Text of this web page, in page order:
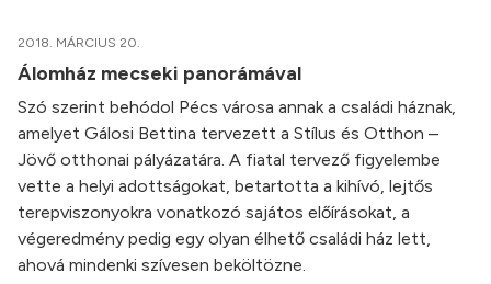
2018. MÁRCIUS 20.
Álomház mecseki panorámával
Szó szerint behódol Pécs városa annak a családi háznak,
amelyet Gálosi Bettina tervezett a Stílus és Otthon –
Jövő otthonai pályázatára. A fiatal tervező figyelembe
vette a helyi adottságokat, betartotta a kihívó, lejtős
terepviszonyokra vonatkozó sajátos előírásokat, a
végeredmény pedig egy olyan élhető családi ház lett,
ahová mindenki szívesen beköltözne.